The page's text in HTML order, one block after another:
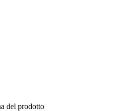
del prodotto